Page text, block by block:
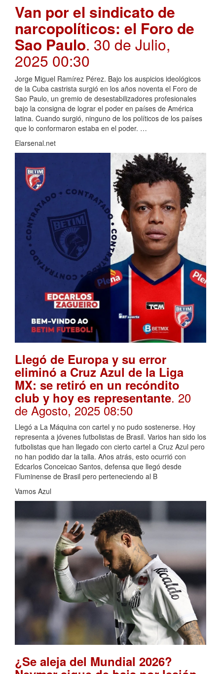
Van por el sindicato de
narcopolíticos: el Foro de
Sao Paulo. 30 de Julio,
2025 00:30
Jorge Miguel Ramírez Pérez. Bajo los auspicios ideológicos
de la Cuba castrista surgió en los años noventa el Foro de
Sao Paulo, un gremio de desestabilizadores profesionales
bajo la consigna de lograr el poder en países de América
latina. Cuando surgió, ninguno de los políticos de los países
que lo conformaron estaba en el poder. …
Elarsenal.net
Llegó de Europa y su error
eliminó a Cruz Azul de la Liga
MX: se retiró en un recóndito
club y hoy es representante. 20
de Agosto, 2025 08:50
Llegó a La Máquina con cartel y no pudo sostenerse. Hoy
representa a jóvenes futbolistas de Brasil. Varios han sido los
futbolistas que han llegado con cierto cartel a Cruz Azul pero
no han podido dar la talla. Años atrás, esto ocurrió con
Edcarlos Conceicao Santos, defensa que llegó desde
Fluminense de Brasil pero perteneciendo al B
Vamos Azul
¿Se aleja del Mundial 2026?